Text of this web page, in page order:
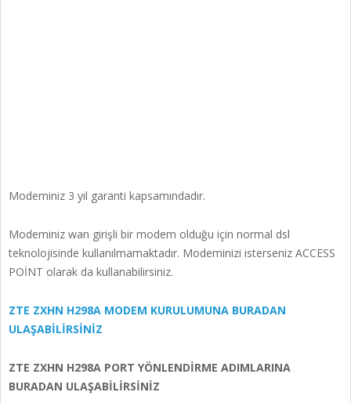
Modeminiz 3 yıl garanti kapsamındadır.
Modeminiz wan girişli bir modem olduğu için normal dsl
teknolojisinde kullanılmamaktadır. Modeminizi isterseniz ACCESS
POİNT olarak da kullanabilirsiniz.
ZTE ZXHN H298A MODEM KURULUMUNA BURADAN
ULAŞABİLİRSİNİZ
ZTE ZXHN H298A PORT YÖNLENDİRME ADIMLARINA
BURADAN ULAŞABİLİRSİNİZ